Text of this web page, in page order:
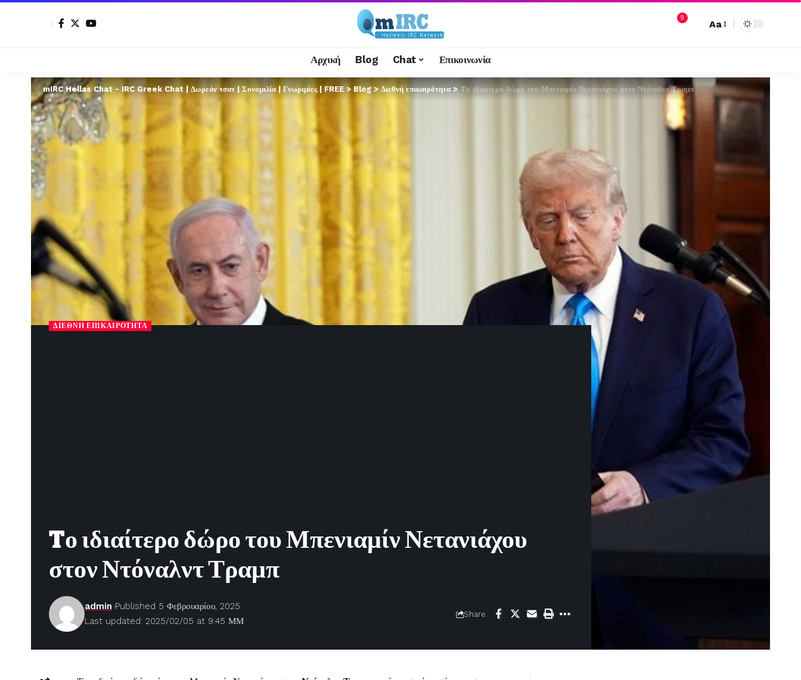
9
Aa
Αρχική Blog Chat Επικοινωνία
mIRC Hellas Chat - IRC Greek Chat | Δωρεάν τσατ | Συνομιλία | Γνωριμίες | FREE> Blog>Διεθνή επικαιρότητα>Tο ιδιαίτερο δώρο του Μπενιαμίν Νετανιάχου στον Ντόναλντ Τραμπ
ΔΙΕΘΝΉ ΕΠΙΚΑΙΡΌΤΗΤΑ
Tο ιδιαίτερο δώρο του Μπενιαμίν Νετανιάχου
στον Ντόναλντ Τραμπ
Last updated: 2025/02/05 at 9:45 ΜΜ
admin Published 5 Φεβρουαρίου, 2025
Share